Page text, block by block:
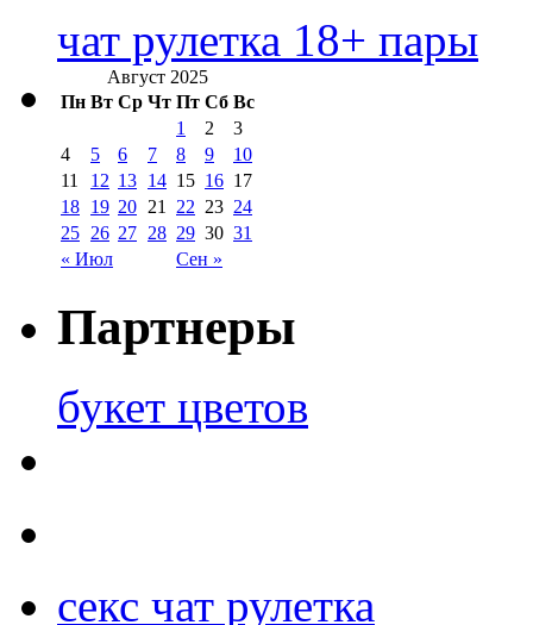
чат рулетка 18+ пары
Август 2025
Пн Вт Ср Чт Пт Сб Вс
« Июл Сен »
1 2
3
4
5 6 7 8 9
10
11
12 13 14 15 16 17
18 19 20 21 22 23 24
25 26 27 28 29 30 31
Партнеры
букет цветов
секс чат рулетка